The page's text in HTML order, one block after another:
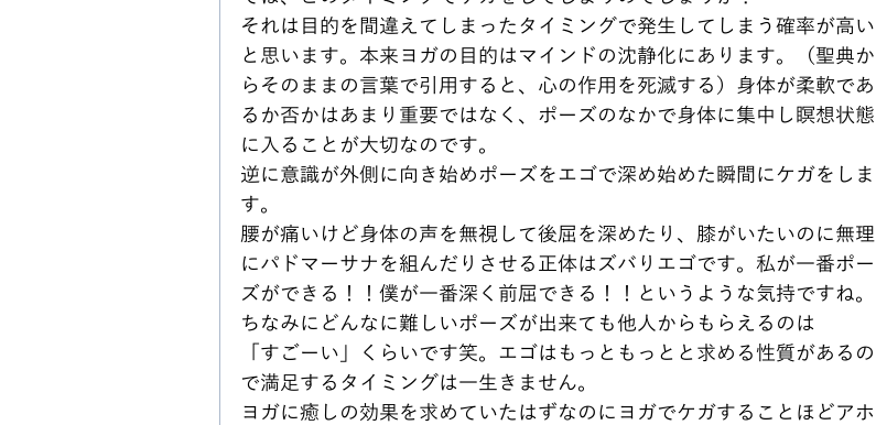
それは目的を間違えてしまったタイミングで発生してしまう確率が高い
と思います。本来ヨガの目的はマインドの沈静化にあります。（聖典か
らそのままの言葉で引用すると、心の作用を死滅する）身体が柔軟であ
るか否かはあまり重要ではなく、ポーズのなかで身体に集中し瞑想状態
に入ることが大切なのです。
逆に意識が外側に向き始めポーズをエゴで深め始めた瞬間にケガをしま
す。
腰が痛いけど身体の声を無視して後屈を深めたり、膝がいたいのに無理
にパドマーサナを組んだりさせる正体はズバりエゴです。私が一番ポー
ズができる！！僕が一番深く前屈できる！！というような気持ですね。
ちなみにどんなに難しいポーズが出来ても他人からもらえるのは
「すごーい」くらいです笑。エゴはもっともっとと求める性質があるの
で満足するタイミングは一生きません。
ヨガに癒しの効果を求めていたはずなのにヨガでケガすることほどアホ